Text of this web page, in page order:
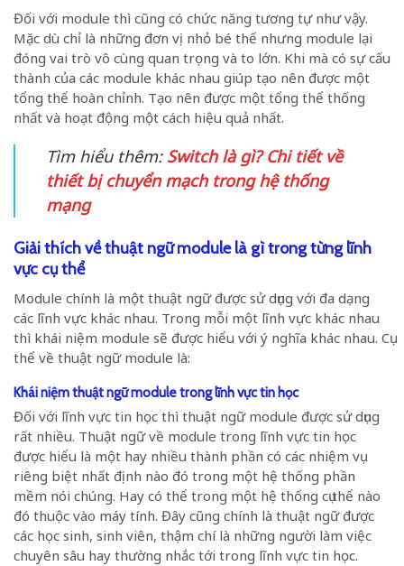
Đối với module thì cũng có chức năng tương tự như vậy.
Mặc dù chỉ là những đơn vị nhỏ bé thế nhưng module lại
đóng vai trò vô cùng quan trọng và to lớn. Khi mà có sự cấu
thành của các module khác nhau giúp tạo nên được một
tổng thể hoàn chỉnh. Tạo nên được một tổng thể thống
nhất và hoạt động một cách hiệu quả nhất.
Tìm hiểu thêm: Switch là gì? Chi tiết về
thiết bị chuyển mạch trong hệ thống
mạng
Giải thích về thuật ngữ module là gì trong từng lĩnh
vực cụ thể
Module chính là một thuật ngữ được sử dụng với đa dạng
các lĩnh vực khác nhau. Trong mỗi một lĩnh vực khác nhau
thì khái niệm module sẽ được hiểu với ý nghĩa khác nhau. Cụ
thể về thuật ngữ module là:
Khái niệm thuật ngữ module trong lĩnh vực tin học
Đối với lĩnh vực tin học thì thuật ngữ module được sử dụng
rất nhiều. Thuật ngữ về module trong lĩnh vực tin học
được hiểu là một hay nhiều thành phần có các nhiệm vụ
riêng biệt nhất định nào đó trong một hệ thống phần
mềm nói chúng. Hay có thể trong một hệ thống cụ thể nào
đó thuộc vào máy tính. Đây cũng chính là thuật ngữ được
các học sinh, sinh viên, thậm chí là những người làm việc
chuyên sâu hay thường nhắc tới trong lĩnh vực tin học.